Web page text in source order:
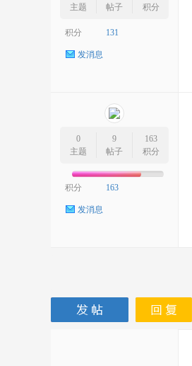
主题
帖子
积分
积分 131
发消息
0
主题
9
帖子
163
积分
积分 163
发消息